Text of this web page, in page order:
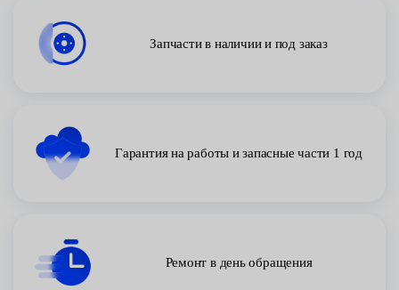
Запчасти в наличии и под заказ
Гарантия на работы и запасные части 1 год
Ремонт в день обращения